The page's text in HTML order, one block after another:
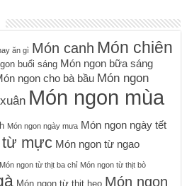
ăn gì Món canh Món chiên
buổi sáng Món ngon bữa sáng
ngon cho bà bầu Món ngon
Món ngon mùa
Món ngon ngày mưa Món ngon ngày tết
từ mực Món ngon từ ngao
Món ngon từ thịt ba chỉ Món ngon từ thịt bò
Món ngon từ thịt heo Món ngon